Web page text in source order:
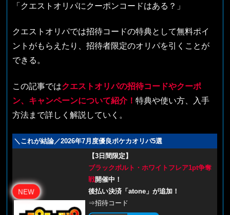
「クエストオリパにクーポンコードはある？」
クエストオリパでは招待コードの特典として無料ポイ
ントがもらえたり、招待者限定のオリパを引くことが
できる。
この記事ではクエストオリパの招待コードやクーポ
ン、キャンペーンについて紹介！特典や使い方、入手
方法まで詳しく解説していく。
＼これが結論／2026年7月度優良ポケカオリパ5選
NEW
【3日間限定】
ブラックボルト・ホワイトフレア1pt争奪
戦開催中！
後払い決済「atone」が追加！
⇒招待コード